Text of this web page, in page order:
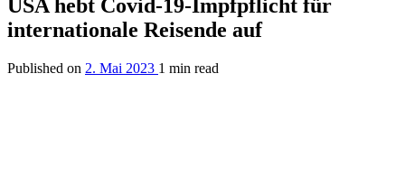
USA hebt Covid-19-Impfpflicht für
internationale Reisende auf
Published on 2. Mai 2023 1 min read